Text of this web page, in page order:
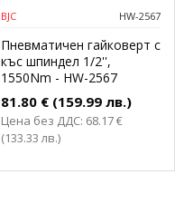
BJC HW-2567
Пневматичен гайковерт с
къс шпиндел 1/2'',
1550Nm - HW-2567
81.80 € (159.99 лв.)
Цена без ДДС: 68.17 €
(133.33 лв.)